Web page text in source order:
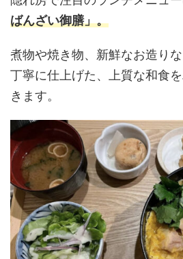
ばんざい御膳」。
煮物や焼き物、新鮮なお造り
丁寧に仕上げた、上質な和食
きます。